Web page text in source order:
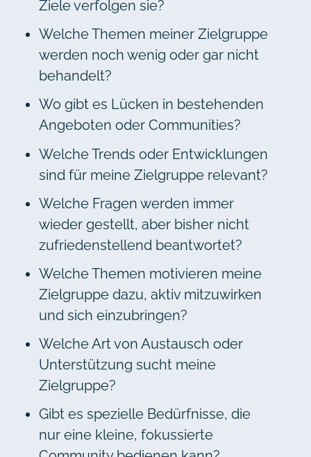
Ziele verfolgen sie?
Welche Themen meiner Zielgruppe
werden noch wenig oder gar nicht
behandelt?
Wo gibt es Lücken in bestehenden
Angeboten oder Communities?
Welche Trends oder Entwicklungen
sind für meine Zielgruppe relevant?
Welche Fragen werden immer
wieder gestellt, aber bisher nicht
zufriedenstellend beantwortet?
Welche Themen motivieren meine
Zielgruppe dazu, aktiv mitzuwirken
und sich einzubringen?
Welche Art von Austausch oder
Unterstützung sucht meine
Zielgruppe?
Gibt es spezielle Bedürfnisse, die
nur eine kleine, fokussierte